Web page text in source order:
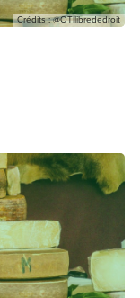
Crédits : @OTIlibrededroit